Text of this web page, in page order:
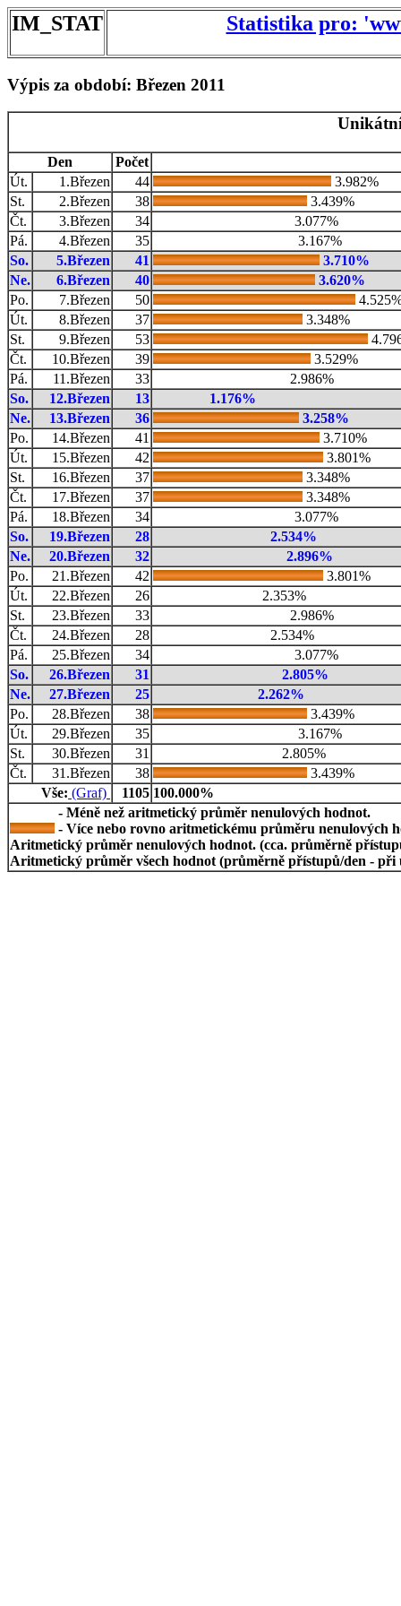
IM_STAT Statistika pro:
Výpis za období: Březen 2011
Den
Počet
Út.
1.Březen 44
3.982%
St.
2.Březen 38
3.439%
Čt.
3.Březen 34
3.077%
Pá.
4.Březen 35
3.167%
So.
5.Březen 41
3.710%
Ne.
6.Březen 40
3.620%
Po.
7.Březen 50
Út.
8.Březen 37
3.348%
St.
9.Březen 53
Čt.
10.Březen 39
3.529%
Pá.
11.Březen 33
2.986%
So.
12.Březen 13
1.176%
Ne.
13.Březen 36
3.258%
Po.
14.Březen 41
3.710%
Út.
15.Březen 42
3.801%
St.
16.Březen 37
3.348%
Čt.
17.Březen 37
3.348%
Pá.
18.Březen 34
3.077%
So.
19.Březen 28
2.534%
Ne.
20.Březen 32
2.896%
Po.
21.Březen 42
3.801%
Út.
22.Březen 26
2.353%
St.
23.Březen 33
2.986%
Čt.
24.Březen 28
2.534%
Pá.
25.Březen 34
3.077%
So.
26.Březen 31
2.805%
Ne.
27.Březen 25
2.262%
Po.
28.Březen 38
3.439%
Út.
29.Březen 35
3.167%
St.
30.Březen 31
2.805%
Čt.
31.Březen 38
3.439%
Vše: (Graf) 1105 100.000%
- Méně než aritmetický průměr nenulových hodnot.
- Více nebo rovno aritmetickému průměru nenulových
Aritmetický průměr nenulových hodnot. (cca. průměrně
Aritmetický průměr všech hodnot (průměrně přístupů/den - při